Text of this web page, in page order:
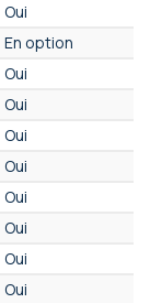
Oui
En option
Oui
Oui
Oui
Oui
Oui
Oui
Oui
Oui